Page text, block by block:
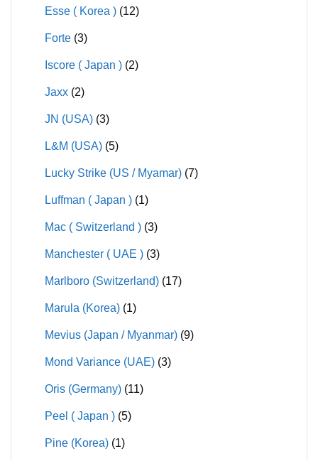
Esse ( Korea ) (12)
Forte (3)
Iscore ( Japan ) (2)
Jaxx (2)
JN (USA) (3)
L&M (USA) (5)
Lucky Strike (US / Myamar) (7)
Luffman ( Japan ) (1)
Mac ( Switzerland ) (3)
Manchester ( UAE ) (3)
Marlboro (Switzerland) (17)
Marula (Korea) (1)
Mevius (Japan / Myanmar) (9)
Mond Variance (UAE) (3)
Oris (Germany) (11)
Peel ( Japan ) (5)
Pine (Korea) (1)